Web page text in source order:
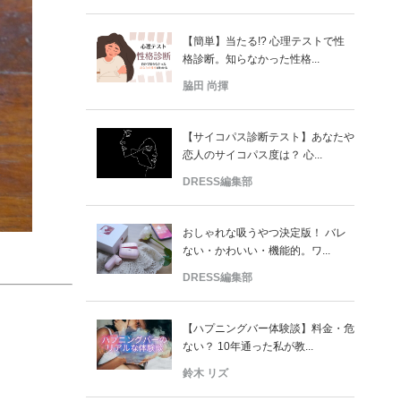
【簡単】当たる!? 心理テストで性
格診断。知らなかった性格...
脇田 尚揮
【サイコパス診断テスト】あなたや
恋人のサイコパス度は？ 心...
DRESS編集部
おしゃれな吸うやつ決定版！ バレ
ない・かわいい・機能的。ワ...
DRESS編集部
【ハプニングバー体験談】料金・危
ない？ 10年通った私が教...
鈴木 リズ